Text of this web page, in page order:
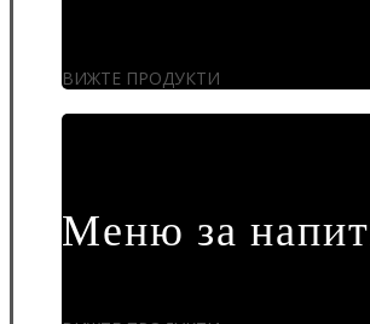
ВИЖТЕ ПРОДУКТИ
Меню за